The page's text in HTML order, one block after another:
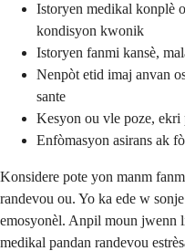
Istoryen medikal konplè
kondisyon kwonik
Istoryen fanmi kansè,
Nenpòt etid imaj anvan
sante
Kesyon ou vle poze, ekri
Enfòmasyon asirans ak
Konsidere pote yon manm
randevou ou. Yo ka ede w
emosyonèl. Anpil moun jwenn
medikal pandan randevou